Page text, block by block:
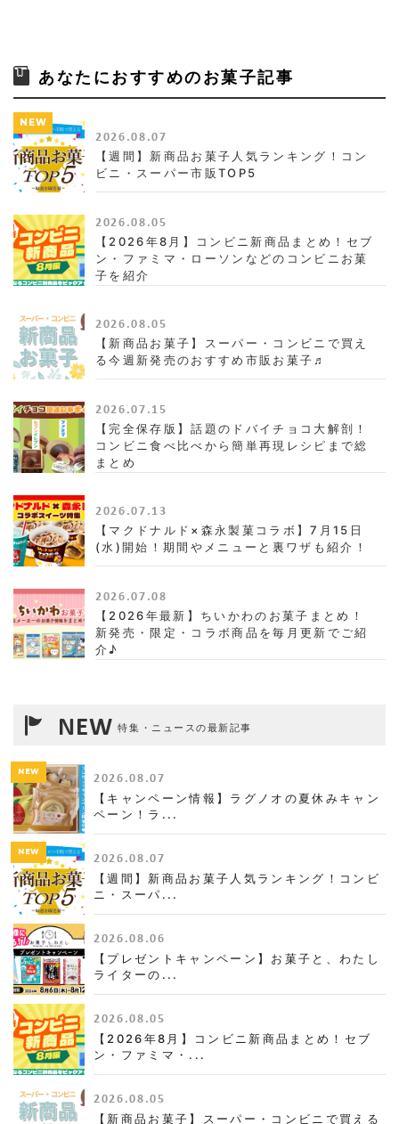
あなたにおすすめのお菓子記事
NEW
2026.08.07
【週間】新商品お菓子人気ランキング！コン
ビニ・スーパー市販TOP5
2026.08.05
【2026年8月】コンビニ新商品まとめ！セブ
ン・ファミマ・ローソンなどのコンビニお菓
子を紹介
2026.08.05
【新商品お菓子】スーパー・コンビニで買え
る今週新発売のおすすめ市販お菓子♬
2026.07.15
【完全保存版】話題のドバイチョコ大解剖！
コンビニ食べ比べから簡単再現レシピまで総
まとめ
2026.07.13
【マクドナルド×森永製菓コラボ】7月15日
(水)開始！期間やメニューと裏ワザも紹介！
2026.07.08
【2026年最新】ちいかわのお菓子まとめ！
新発売・限定・コラボ商品を毎月更新でご紹
介♪
NEW 特集・ニュースの最新記事
NEW 2026.08.07
【キャンペーン情報】ラグノオの夏休みキャン
ペーン！ラ...
NEW 2026.08.07
【週間】新商品お菓子人気ランキング！コンビ
ニ・スーパ...
2026.08.06
【プレゼントキャンペーン】お菓子と、わたし
ライターの...
2026.08.05
【2026年8月】コンビニ新商品まとめ！セブ
ン・ファミマ・...
2026.08.05
【新商品お菓子】スーパー・コンビニで買える